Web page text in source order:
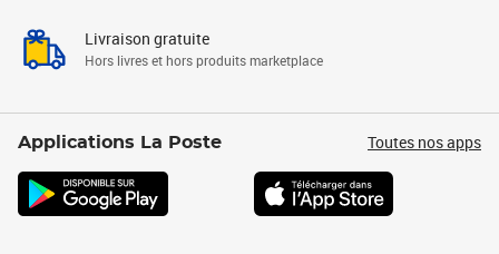
Livraison gratuite
Hors livres et hors produits marketplace
Applications La Poste Toutes nos apps